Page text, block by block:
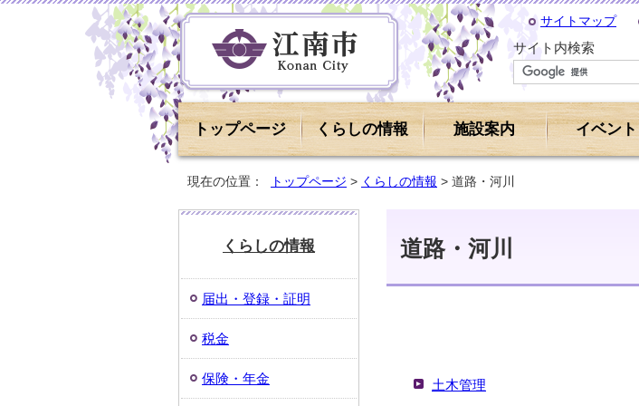
サイトマップ
サイト内検索
トップページ くらしの情報 施設案内 イベント
現在の位置： トップページ > くらしの情報 > 道路・河川
道路・河川
土木管理
くらしの情報
届出・登録・証明
税金
保険・年金